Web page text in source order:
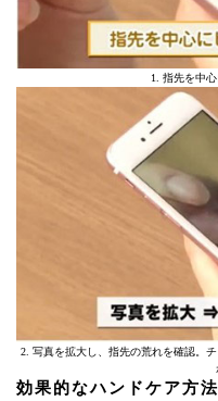
1. 指先を中
2. 写真を拡大し、指先の荒れを確認。
効果的なハンドケア方